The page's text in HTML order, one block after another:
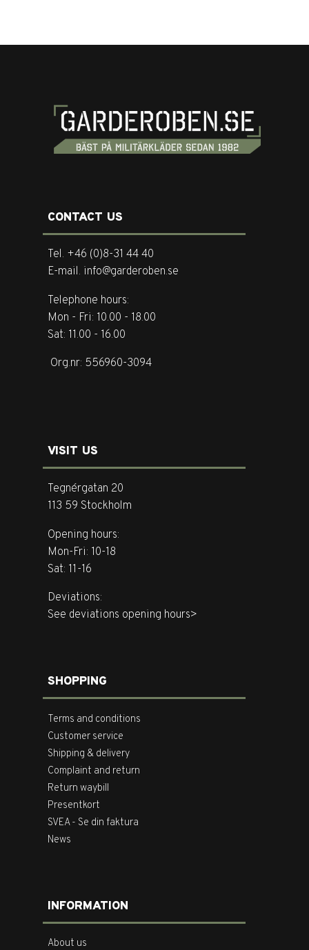
CONTACT US
Tel. +46 (0)8-31 44 40
E-mail. info@garderoben.se
Telephone hours:
Mon - Fri: 10.00 - 18.00
Sat: 11.00 - 16.00
Org.nr: 556960-3094
VISIT US
Tegnérgatan 20
113 59 Stockholm
Opening hours:
Mon-Fri: 10-18
Sat: 11-16
Deviations:
See deviations opening hours>
SHOPPING
Terms and conditions
Customer service
Shipping & delivery
Complaint and return
Return waybill
Presentkort
SVEA - Se din faktura
News
INFORMATION
About us